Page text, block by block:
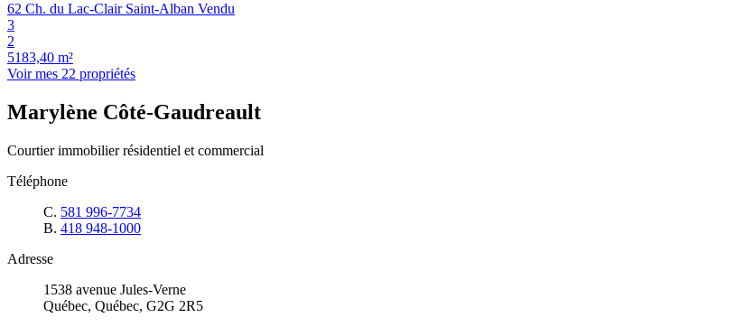
62 Ch. du Lac-Clair Saint-Alban Vendu
3
2
5183,40 m²
Voir mes 22 propriétés
Marylène Côté-Gaudreault
Courtier immobilier résidentiel et commercial
Téléphone
C. 581 996-7734
B. 418 948-1000
Adresse
1538 avenue Jules-Verne
Québec, Québec, G2G 2R5